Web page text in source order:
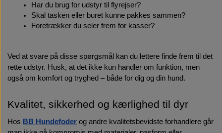
Har du brug for udstyr til flyrejser?
Skal tasken eller buret kunne pakkes sammen?
Foretrækker du seler frem for kasser?
Ved at svare på disse spørgsmål kan du lettere finde frem til det
rette udstyr. Husk, at det ikke kun handler om funktion, men
også om komfort og tryghed – både for dig og din hund.
Kvalitet, sikkerhed og kærlighed til dyr
Hos BB Hundefoder og andre kvalitetsbevidste forhandlere går